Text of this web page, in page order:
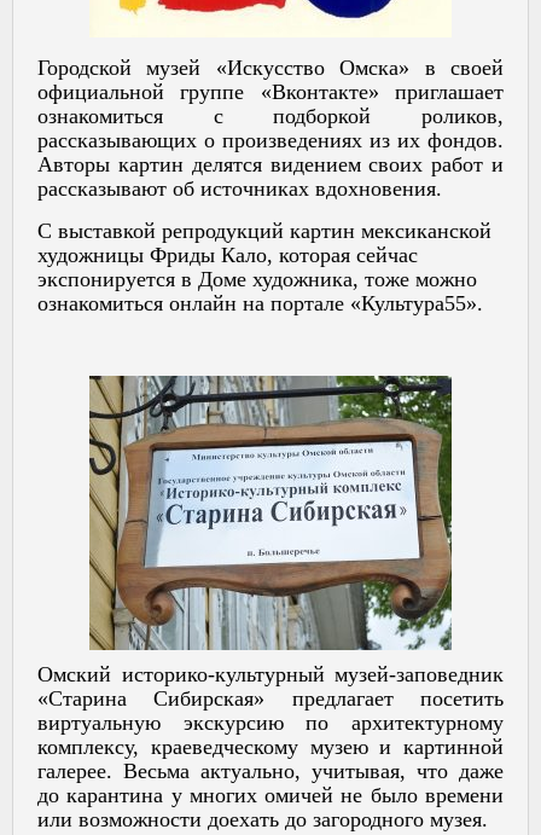
Городской музей «Искусство Омска» в своей
официальной группе «Вконтакте» приглашает
ознакомиться с подборкой роликов,
рассказывающих о произведениях из их фондов.
Авторы картин делятся видением своих работ и
рассказывают об источниках вдохновения.
С выставкой репродукций картин мексиканской
художницы Фриды Кало, которая сейчас
экспонируется в Доме художника, тоже можно
ознакомиться онлайн на портале «Культура55».
Омский историко-культурный музей-заповедник
«Старина Сибирская» предлагает посетить
виртуальную экскурсию по архитектурному
комплексу, краеведческому музею и картинной
галерее. Весьма актуально, учитывая, что даже
до карантина у многих омичей не было времени
или возможности доехать до загородного музея.